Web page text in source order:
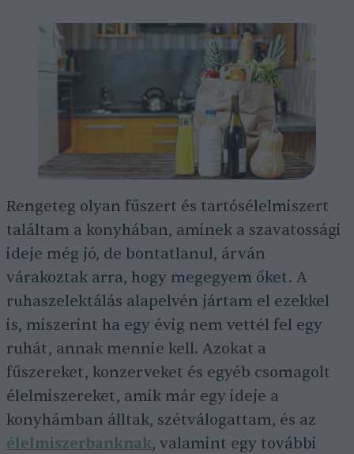
Rengeteg olyan fűszert és tartósélelmiszert
találtam a konyhában, aminek a szavatossági
ideje még jó, de bontatlanul, árván
várakoztak arra, hogy megegyem őket. A
ruhaszelektálás alapelvén jártam el ezekkel
is, miszerint ha egy évig nem vettél fel egy
ruhát, annak mennie kell. Azokat a
fűszereket, konzerveket és egyéb csomagolt
élelmiszereket, amik már egy ideje a
konyhámban álltak, szétválogattam, és az
élelmiszerbanknak, valamint egy további